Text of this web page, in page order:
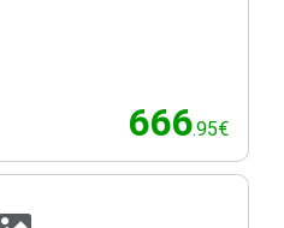
666.95€